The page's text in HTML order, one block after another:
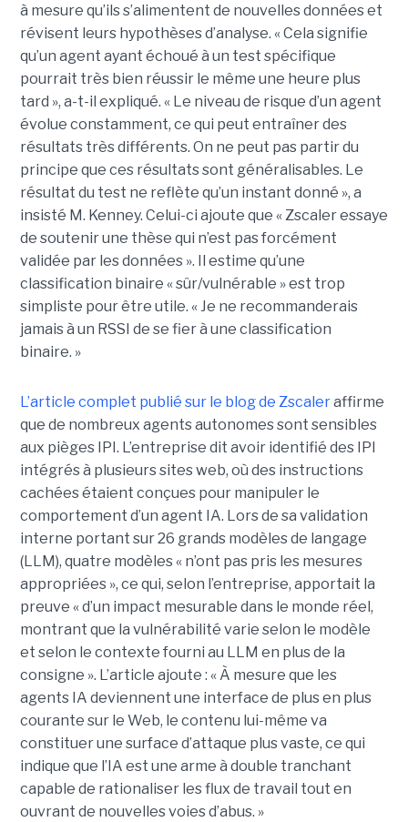
à mesure qu’ils s’alimentent de nouvelles données et
révisent leurs hypothèses d’analyse. « Cela signifie
qu’un agent ayant échoué à un test spécifique
pourrait très bien réussir le même une heure plus
tard », a-t-il expliqué. « Le niveau de risque d’un agent
évolue constamment, ce qui peut entraîner des
résultats très différents. On ne peut pas partir du
principe que ces résultats sont généralisables. Le
résultat du test ne reflète qu’un instant donné », a
insisté M. Kenney. Celui-ci ajoute que « Zscaler essaye
de soutenir une thèse qui n’est pas forcément
validée par les données ». Il estime qu’une
classification binaire « sûr/vulnérable » est trop
simpliste pour être utile. « Je ne recommanderais
jamais à un RSSI de se fier à une classification
binaire. »
L’article complet publié sur le blog de Zscaleraffirme
que de nombreux agents autonomes sont sensibles
aux pièges IPI. L’entreprise dit avoir identifié des IPI
intégrés à plusieurs sites web, où des instructions
cachées étaient conçues pour manipuler le
comportement d’un agent IA. Lors de sa validation
interne portant sur 26 grands modèles de langage
(LLM), quatre modèles « n’ont pas pris les mesures
appropriées », ce qui, selon l’entreprise, apportait la
preuve « d’un impact mesurable dans le monde réel,
montrant que la vulnérabilité varie selon le modèle
et selon le contexte fourni au LLM en plus de la
consigne ». L’article ajoute : « À mesure que les
agents IA deviennent une interface de plus en plus
courante sur le Web, le contenu lui-même va
constituer une surface d’attaque plus vaste, ce qui
indique que l’IA est une arme à double tranchant
capable de rationaliser les flux de travail tout en
ouvrant de nouvelles voies d’abus. »